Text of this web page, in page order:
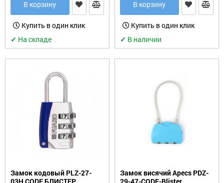
В корзину
Купить в один клик
✓ На складе
В корзину
Купить в один клик
✓ В наличии
Замок кодовый PLZ-27-
Замок висячий Apecs PDZ-